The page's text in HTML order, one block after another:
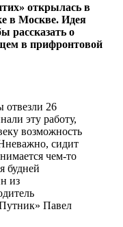
открылась в
в Москве. Идея
рассказать о
в прифронтовой
отвезли 26
эту работу,
возможность
сидит
чем-то
будней
из
Павел